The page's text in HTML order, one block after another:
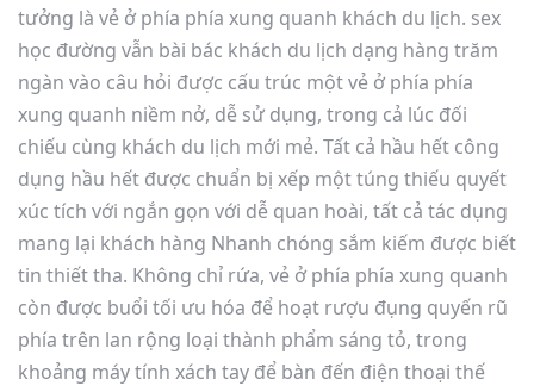
tưởng là vẻ ở phía phía xung quanh khách du lịch. sex
học đường vẫn bài bác khách du lịch dạng hàng trăm
ngàn vào câu hỏi được cấu trúc một vẻ ở phía phía
xung quanh niềm nở, dễ sử dụng, trong cả lúc đối
chiếu cùng khách du lịch mới mẻ. Tất cả hầu hết công
dụng hầu hết được chuẩn bị xếp một túng thiếu quyết
xúc tích với ngắn gọn với dễ quan hoài, tất cả tác dụng
mang lại khách hàng Nhanh chóng sắm kiếm được biết
tin thiết tha. Không chỉ rứa, vẻ ở phía phía xung quanh
còn được buổi tối ưu hóa để hoạt rượu đụng quyến rũ
phía trên lan rộng loại thành phẩm sáng tỏ, trong
khoảng máy tính xách tay để bàn đến điện thoại thế